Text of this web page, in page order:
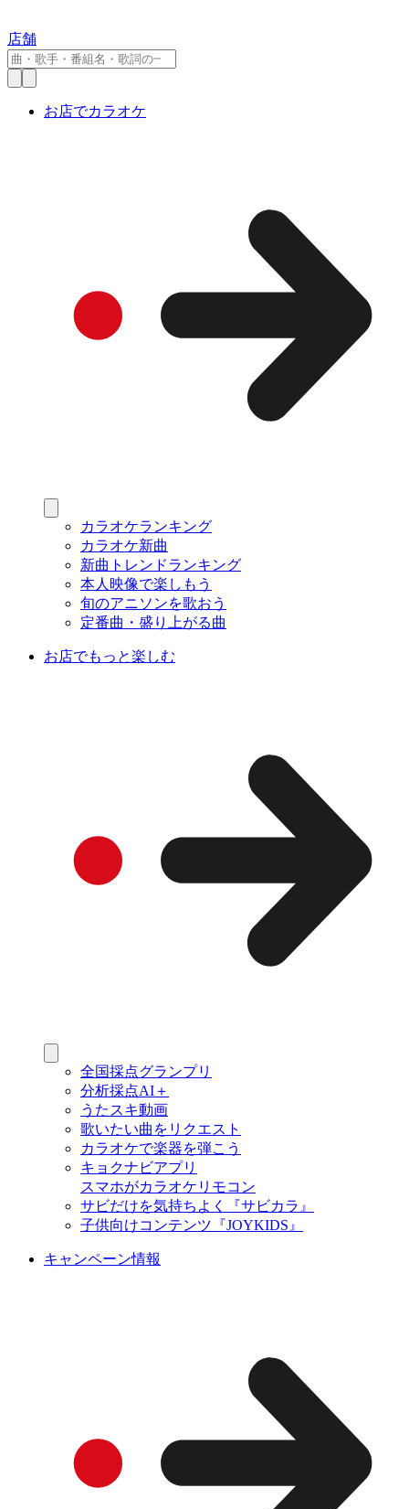
店舗
お店でカラオケ
カラオケランキング
カラオケ新曲
新曲トレンドランキング
本人映像で楽しもう
旬のアニソンを歌おう
定番曲・盛り上がる曲
お店でもっと楽しむ
全国採点グランプリ
分析採点AI＋
うたスキ動画
歌いたい曲をリクエスト
カラオケで楽器を弾こう
キョクナビアプリ
スマホがカラオケリモコン
サビだけを気持ちよく『サビカラ』
子供向けコンテンツ『JOYKIDS』
キャンペーン情報